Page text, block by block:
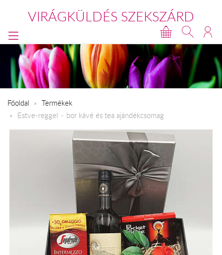
VIRÁGKÜLDÉS SZEKSZÁRD
Főoldal
Termékek
Estve-reggel – bor kávé és tea ajándékcsomag